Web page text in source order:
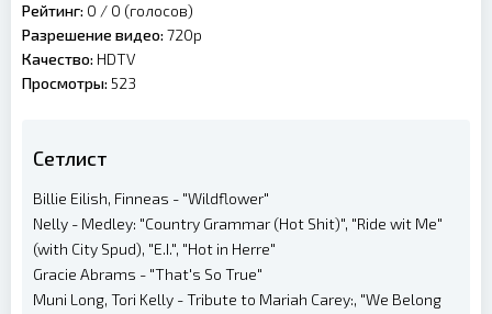
Рейтинг: 0 / 0 (голосов)
Разрешение видео: 720p
Качество: HDTV
Просмотры: 523
Сетлист
Billie Eilish, Finneas - "Wildflower"
Nelly - Medley: "Country Grammar (Hot Shit)", "Ride wit Me"
(with City Spud), "E.I.", "Hot in Herre"
Gracie Abrams - "That's So True"
Muni Long, Tori Kelly - Tribute to Mariah Carey:, "We Belong